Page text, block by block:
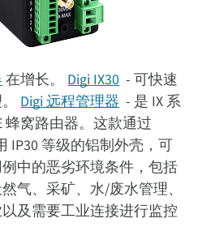
在增长。 Digi IX30 - 可快速
Digi 远程管理器 - 是 IX 系
蜂窝路由器。这款通过
IP30 等级的铝制外壳，可
中的恶劣环境条件，包括
气、采矿、水/废水管理、
及需要工业连接进行监控